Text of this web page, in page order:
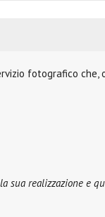
fotografico che,
sua realizzazione e